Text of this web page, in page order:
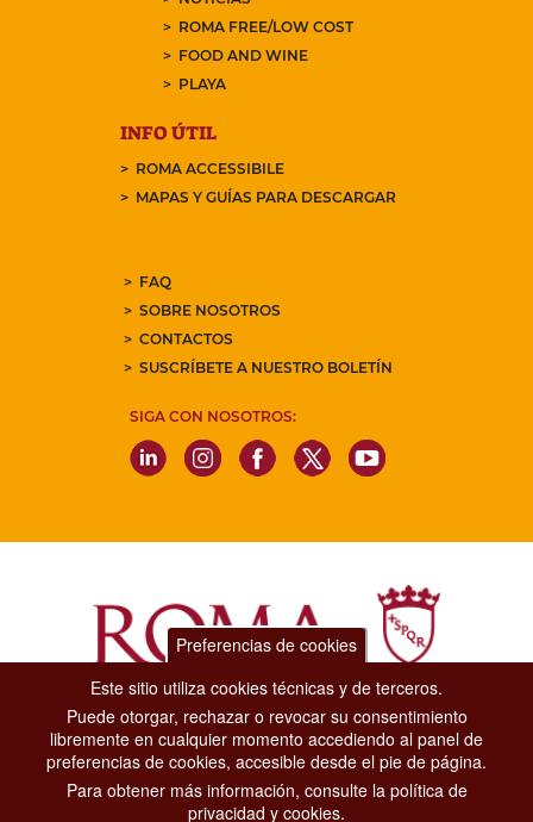
ROMA FREE/LOW COST
FOOD AND WINE
PLAYA
INFO ÚTIL
ROMA ACCESSIBILE
MAPAS Y GUÍAS PARA DESCARGAR
FAQ
SOBRE NOSOTROS
CONTACTOS
SUSCRÍBETE A NUESTRO BOLETÍN
SIGA CON NOSOTROS:
Dipartimento Grandi Eventi, Sport, Turismo e Moda.
Via di San Basilio, 51
00187 Roma
Preferencias de cookies
Este sitio utiliza cookies técnicas y de terceros.
Puede otorgar, rechazar o revocar su consentimiento
libremente en cualquier momento accediendo al panel de
preferencias de cookies, accesible desde el pie de página.
Para obtener más información, consulte la política de
privacidad y cookies.